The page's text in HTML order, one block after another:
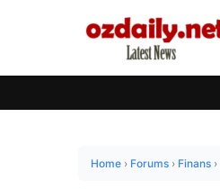
Home › Forums › Finans ›